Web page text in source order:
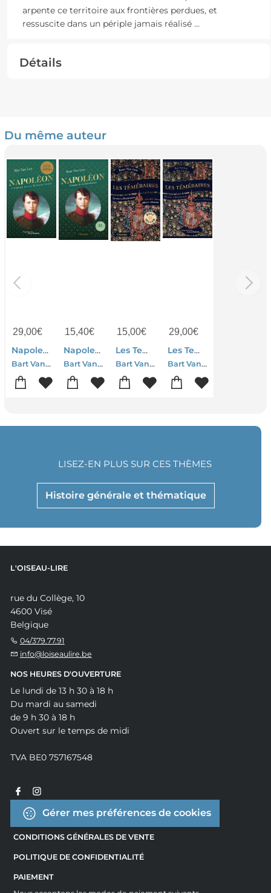
arpente ce territoire aux frontières perdues, et
ressuscite dans un périple jamais réalisé ...
Détails
Du même auteur
29,00€
Napoleon, L'ombre De La Revolution
Bart Van Loo
15,40€
Napoleon : L'ombre De La Revolution
Bart Van Loo
15,00€
Les Temeraires : Quand La Bourgogne Defiait L'europe
Bart Van Loo
29,00€
Les Temeraires ; Quand La Bourgogne Defiait L'europe
Bart Van Loo
Histoire générale et thématique
LISEZ-EN PLUS SUR CES THÈMES
L'OISEAU-LIRE
rue du Collège, 10
4600 Visé
Belgique
04/379.77.91
info@loiseaulire.be
NOS HEURES D'OUVERTURE
Le lundi de 13 h 30 à 18 h
Du mardi au samedi
de 9 h 30 à 18 h
Ouvert sur le temps de midi
TVA BE0 757167548
Gérer mes préférences de cookies
CONDITIONS GÉNÉRALES DE VENTE
POLITIQUE DE CONFIDENTIALITÉ
PAIEMENT